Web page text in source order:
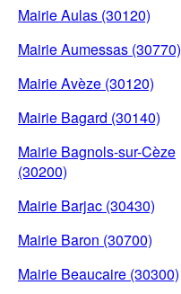
Mairie Aulas (30120)
Mairie Aumessas (30770)
Mairie Avèze (30120)
Mairie Bagard (30140)
Mairie Bagnols-sur-Cèze
(30200)
Mairie Barjac (30430)
Mairie Baron (30700)
Mairie Beaucaire (30300)